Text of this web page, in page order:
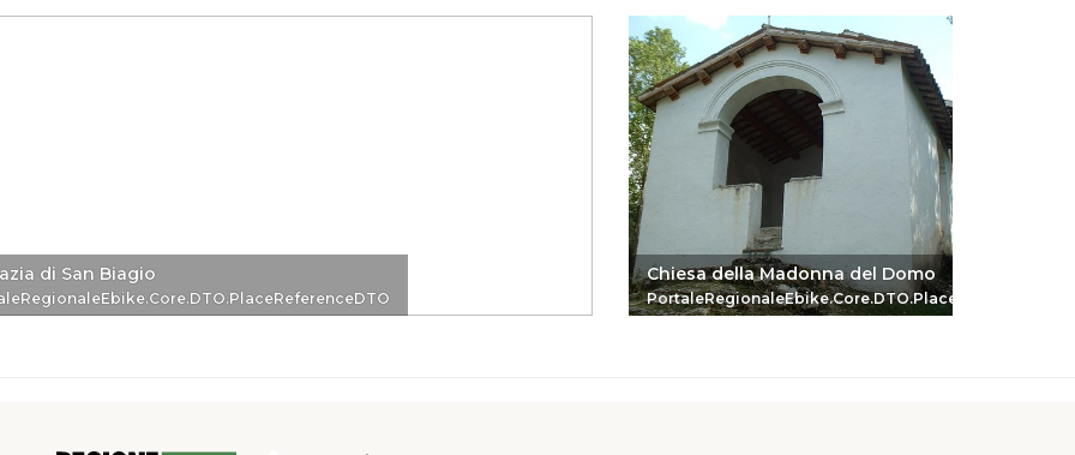
di San Biagio Chiesa della Madonna del Domo
PortaleRegionaleEbike.Core.DTO.PlaceReferenceDTO